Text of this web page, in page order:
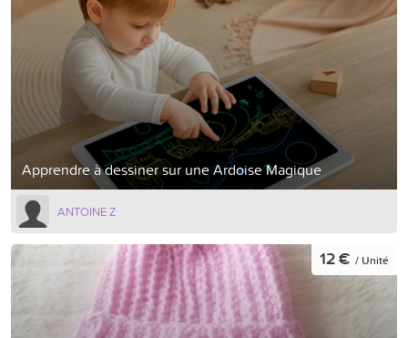
Apprendre à dessiner sur une Ardoise Magique
ANTOINE Z
12 € / Unité